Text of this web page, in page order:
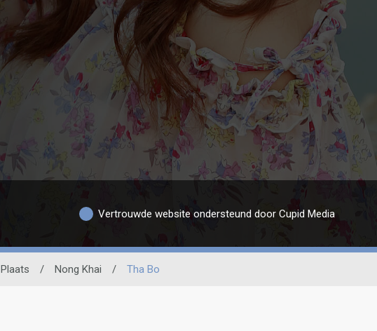
Vertrouwde website ondersteund door Cupid Media
Plaats / Nong Khai / Tha Bo